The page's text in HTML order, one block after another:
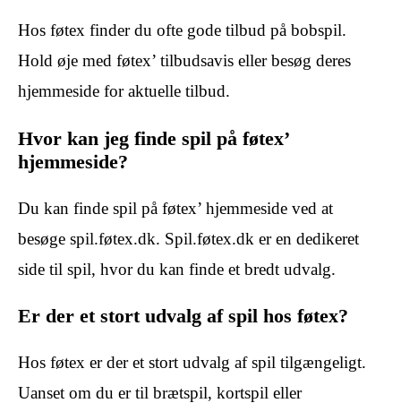
Hos føtex finder du ofte gode tilbud på bobspil.
Hold øje med føtex’ tilbudsavis eller besøg deres
hjemmeside for aktuelle tilbud.
Hvor kan jeg finde spil på føtex’
hjemmeside?
Du kan finde spil på føtex’ hjemmeside ved at
besøge spil.føtex.dk. Spil.føtex.dk er en dedikeret
side til spil, hvor du kan finde et bredt udvalg.
Er der et stort udvalg af spil hos føtex?
Hos føtex er der et stort udvalg af spil tilgængeligt.
Uanset om du er til brætspil, kortspil eller